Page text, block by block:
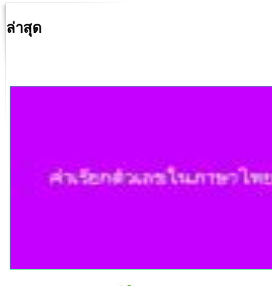
ล่าสุด